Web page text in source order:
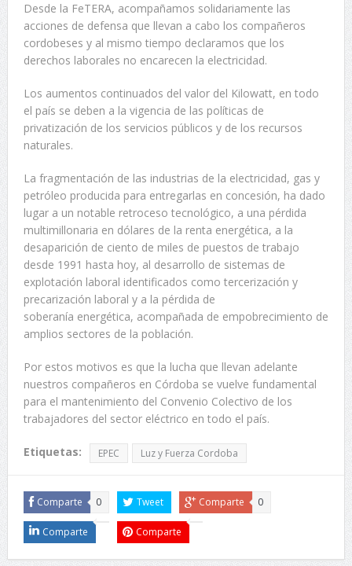
Desde la FeTERA, acompañamos solidariamente las
acciones de defensa que llevan a cabo los compañeros
cordobeses y al mismo tiempo declaramos que los
derechos laborales no encarecen la electricidad.
Los aumentos continuados del valor del Kilowatt, en todo
el país se deben a la vigencia de las políticas de
privatización de los servicios públicos y de los recursos
naturales.
La fragmentación de las industrias de la electricidad, gas y
petróleo producida para entregarlas en concesión, ha dado
lugar a un notable retroceso tecnológico, a una pérdida
multimillonaria en dólares de la renta energética, a la
desaparición de ciento de miles de puestos de trabajo
desde 1991 hasta hoy, al desarrollo de sistemas de
explotación laboral identificados como tercerización y
precarización laboral y a la pérdida de
soberanía energética, acompañada de empobrecimiento de
amplios sectores de la población.
Por estos motivos es que la lucha que llevan adelante
nuestros compañeros en Córdoba se vuelve fundamental
para el mantenimiento del Convenio Colectivo de los
trabajadores del sector eléctrico en todo el país.
Etiquetas: EPEC Luz y Fuerza Cordoba
Comparte 0 Tweet Comparte 0
Comparte Comparte